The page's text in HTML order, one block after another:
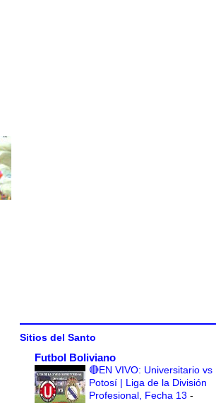
Sitios del Santo
Futbol Boliviano
🔴EN VIVO: Universitario vs
Potosí | Liga de la División
Profesional, Fecha 13 -